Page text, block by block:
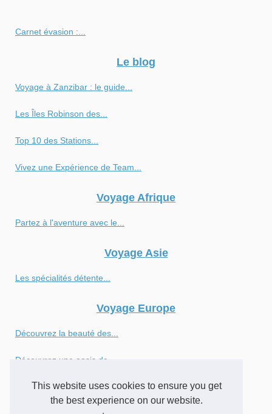
This website uses cookies to ensure you get
the best experience on our website.
Carnet évasion :...
Le blog
Voyage à Zanzibar : le guide...
Les Îles Robinson des...
Top 10 des Stations...
Vivez une Expérience de Team...
Voyage Afrique
Partez à l'aventure avec le...
Voyage Asie
Les spécialités détente...
Voyage Europe
Découvrez la beauté des...
Découvrez une oasis de...
Exploration des magnifiques...